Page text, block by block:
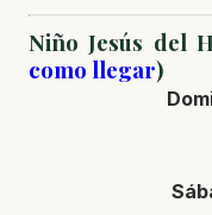
Niño Jesús del
como llegar)